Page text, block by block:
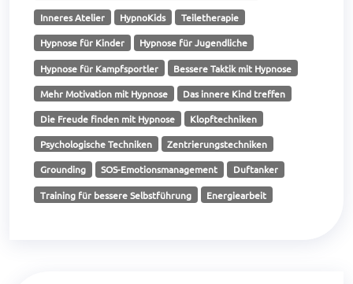
Inneres Atelier HypnoKids Teiletherapie
Hypnose für Kinder Hypnose für Jugendliche
Hypnose für Kampfsportler Bessere Taktik mit Hypnose
Mehr Motivation mit Hypnose Das innere Kind treffen
Die Freude finden mit Hypnose Klopftechniken
Psychologische Techniken Zentrierungstechniken
Grounding SOS-Emotionsmanagement Duftanker
Training für bessere Selbstführung Energiearbeit